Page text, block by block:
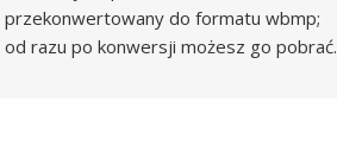
przekonwertowany do formatu wbmp;
od razu po konwersji możesz go pobrać.